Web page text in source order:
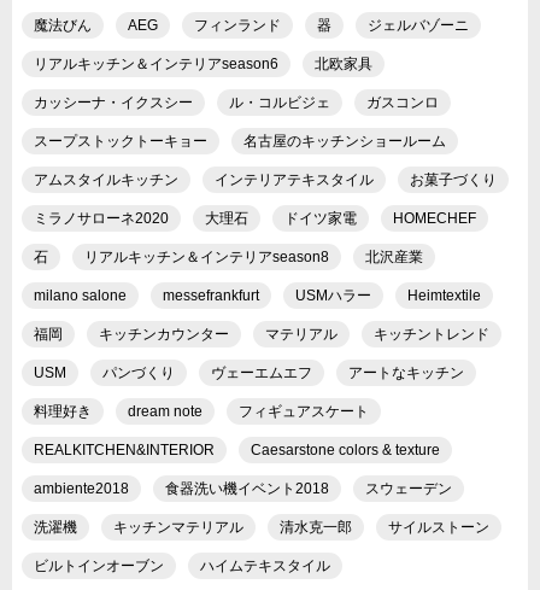
魔法びん AEG フィンランド 器 ジェルバゾーニ
リアルキッチン＆インテリアseason6 北欧家具
カッシーナ・イクスシー ル・コルビジェ ガスコンロ
スープストックトーキョー 名古屋のキッチンショールーム
アムスタイルキッチン インテリアテキスタイル お菓子づくり
ミラノサローネ2020 大理石 ドイツ家電 HOMECHEF
石 リアルキッチン＆インテリアseason8 北沢産業
milano salone messefrankfurt USMハラー Heimtextile
福岡 キッチンカウンター マテリアル キッチントレンド
USM パンづくり ヴェーエムエフ アートなキッチン
料理好き dream note フィギュアスケート
REALKITCHEN&INTERIOR Caesarstone colors & texture
ambiente2018 食器洗い機イベント2018 スウェーデン
洗濯機 キッチンマテリアル 清水克一郎 サイルストーン
ビルトインオーブン ハイムテキスタイル